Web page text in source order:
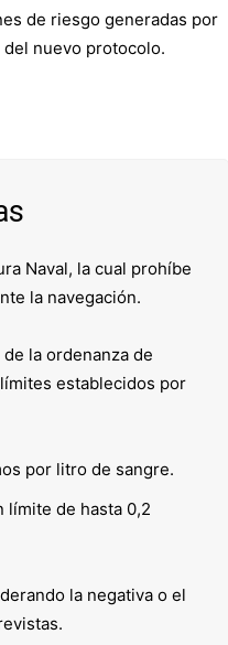
de riesgo generadas por
nuevo protocolo.
Naval, la cual prohíbe
la navegación.
la ordenanza de
establecidos por
por litro de sangre.
límite de hasta 0,2
la negativa o el